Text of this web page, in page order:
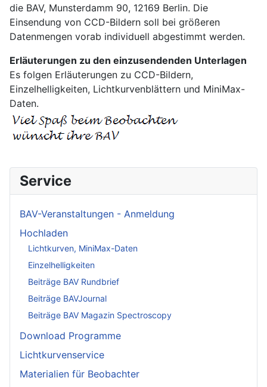
die BAV, Munsterdamm 90, 12169 Berlin. Die
Einsendung von CCD-Bildern soll bei größeren
Datenmengen vorab individuell abgestimmt werden.
Erläuterungen zu den einzusendenden Unterlagen
Es folgen Erläuterungen zu CCD-Bildern,
Einzelhelligkeiten, Lichtkurvenblättern und MiniMax-
Daten.
Service
BAV-Veranstaltungen - Anmeldung
Hochladen
Lichtkurven, MiniMax-Daten
Einzelhelligkeiten
Beiträge BAV Rundbrief
Beiträge BAVJournal
Beiträge BAV Magazin Spectroscopy
Download Programme
Lichtkurvenservice
Materialien für Beobachter